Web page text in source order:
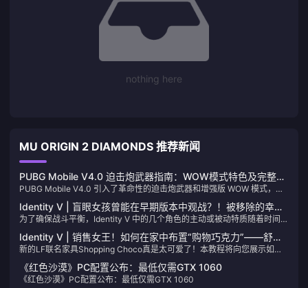
nothing here
MU ORIGIN 2 DIAMONDS 推荐新闻
PUBG Mobile V4.0 迫击炮武器指南：WOW模式特色及完整更
新概览
PUBG Mobile V4.0 引入了革命性的迫击炮武器和增强版 WOW 模式，新
增魔法扫帚功能。本全面指南涵盖武器机制、创意工具、UC 优化及战略
玩法，是最受期待的移动端大逃杀更新。
Identity V | 盲眼女孩曾能在早期版本中观战？！被移除的幸存
者特质一览！
为了确保战斗平衡，Identity V 中的几个角色的主动或被动特质随着时间推
移进行了调整甚至被移除。当前版本的盲女与她最初的形象大不相同——
她当时甚至可以用手杖击退猎人！
Identity V | 销售女王！如何在家中布置“购物巧克力”——舒适
家具堆叠指南
新的LF联名家具Shopping Choco真是太可爱了！本教程将向您展示如何
果！
《红色沙漠》PC配置公布：最低仅需GTX 1060
《红色沙漠》PC配置公布：最低仅需GTX 1060